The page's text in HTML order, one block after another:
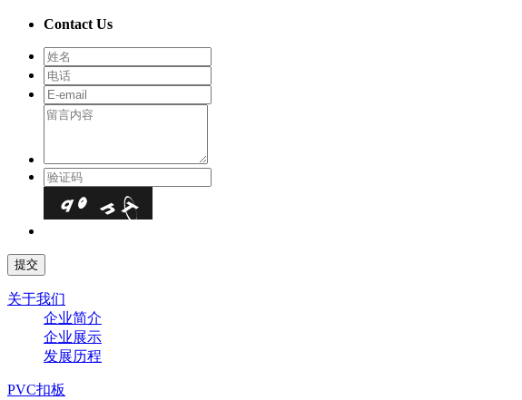
Contact Us
关于我们
企业简介
企业展示
发展历程
PVC扣板